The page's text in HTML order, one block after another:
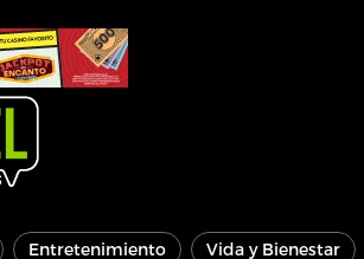
Entretenimiento Vida y Bienestar